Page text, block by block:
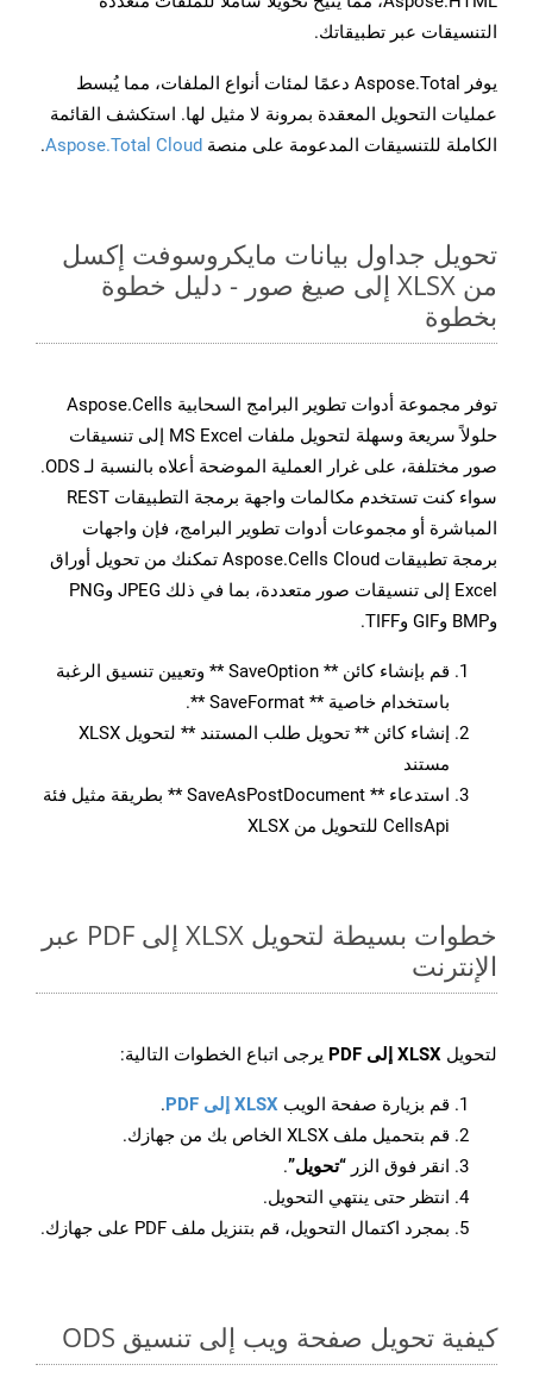
التنسيقات عبر تطبيقاتك.
يوفر Aspose.Total دعمًا لمئات أنواع الملفات، مما يُبسط
عمليات التحويل المعقدة بمرونة لا مثيل لها. استكشف القائمة
الكاملة للتنسيقات المدعومة على منصة Aspose.Total Cloud
.
تحويل جداول بيانات مايكروسوفت إكسل
من XLSX إلى صيغ صور - دليل خطوة
بخطوة
توفر مجموعة أدوات تطوير البرامج السحابية Aspose.Cells
حلولاً سريعة وسهلة لتحويل ملفات MS Excel إلى تنسيقات
صور مختلفة، على غرار العملية الموضحة أعلاه بالنسبة لـ ODS.
سواء كنت تستخدم مكالمات واجهة برمجة التطبيقات REST
المباشرة أو مجموعات أدوات تطوير البرامج، فإن واجهات
برمجة تطبيقات Aspose.Cells Cloud تمكنك من تحويل أوراق
Excel إلى تنسيقات صور متعددة، بما في ذلك JPEG وPNG
وBMP وGIF وTIFF.
قم بإنشاء كائن ** SaveOption ** وتعيين تنسيق الرغبة
باستخدام خاصية ** SaveFormat **.
إنشاء كائن ** تحويل طلب المستند ** لتحويل XLSX
مستند
استدعاء ** SaveAsPostDocument ** بطريقة مثيل فئة
CellsApi للتحويل من XLSX
خطوات بسيطة لتحويل XLSX إلى PDF عبر
الإنترنت
لتحويل XLSX إلى PDF يرجى اتباع الخطوات التالية:
قم بزيارة صفحة الويب XLSX إلى PDF
.
قم بتحميل ملف XLSX الخاص بك من جهازك.
انقر فوق الزر “تحويل”.
انتظر حتى ينتهي التحويل.
بمجرد اكتمال التحويل، قم بتنزيل ملف PDF على جهازك.
كيفية تحويل صفحة ويب إلى تنسيق ODS